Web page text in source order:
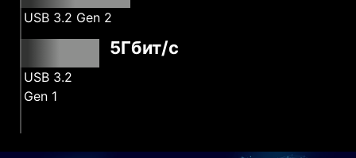
USB 3.2 Gen 2
5Гбит/с
USB 3.2
Gen 1